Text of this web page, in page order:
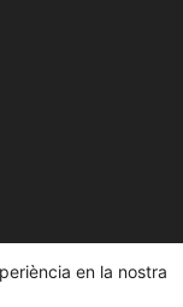
de Diputació d'Alacant
en la nostra